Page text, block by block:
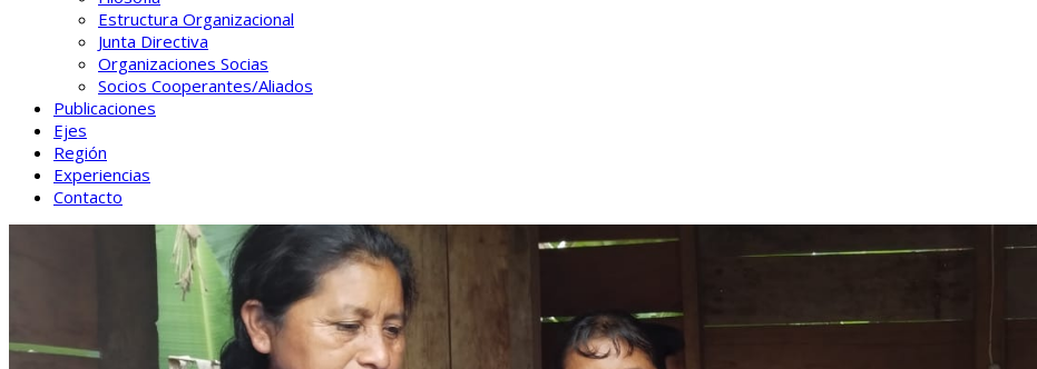
Estructura Organizacional
Junta Directiva
Organizaciones Socias
Socios Cooperantes/Aliados
Publicaciones
Ejes
Región
Experiencias
Contacto